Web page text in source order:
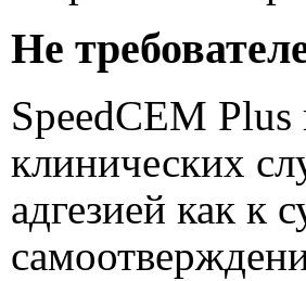
Не
SpeedCEM Plus
клинических
адгезией как к